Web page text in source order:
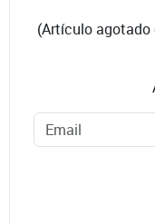
(Artículo agotado